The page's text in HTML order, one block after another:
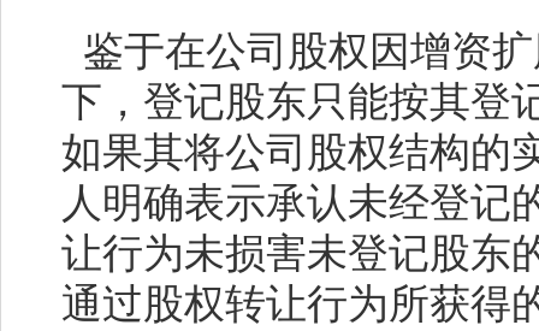
鉴于在公司股权因增资
下，登记股东只能按其登
如果其将公司股权结构的
人明确表示承认未经登记
让行为未损害未登记股东
通过股权转让行为所获得